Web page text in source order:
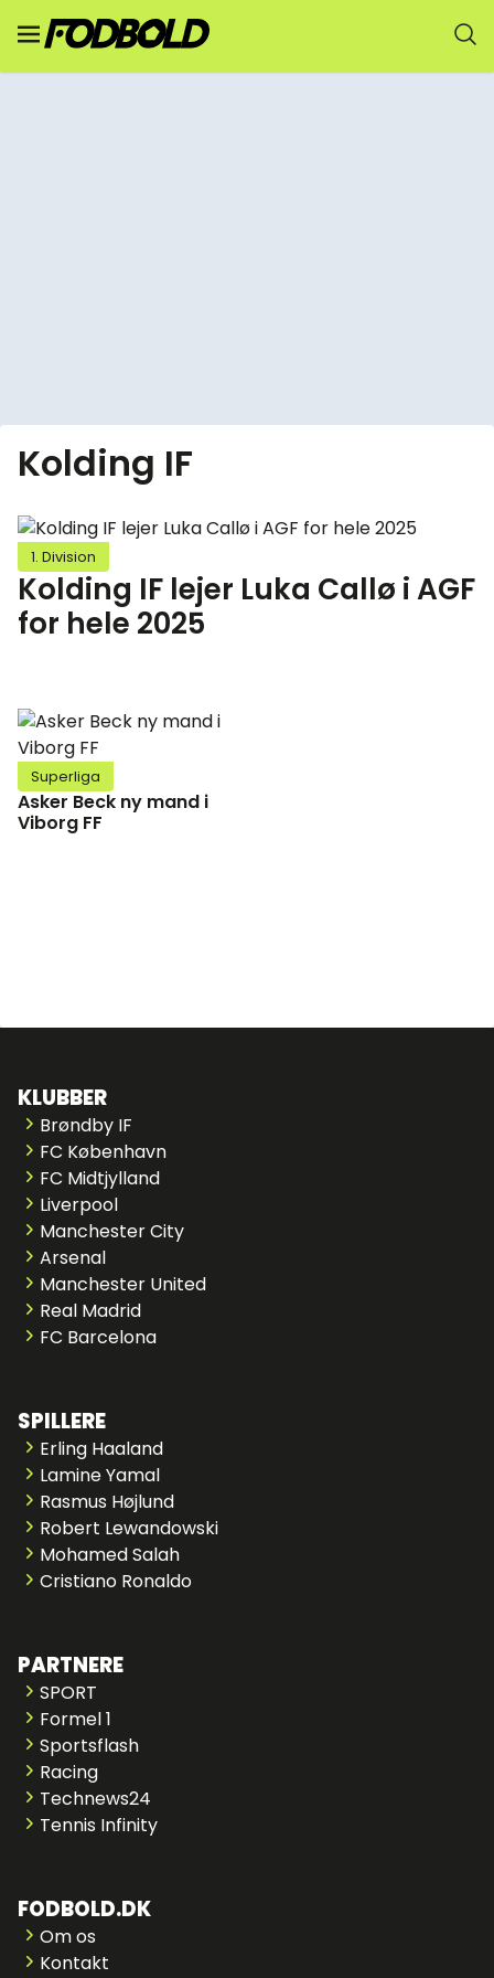
Kolding IF
1. Division
Kolding IF lejer Luka Callø i AGF
for hele 2025
Superliga
Asker Beck ny mand i
Viborg FF
KLUBBER
Brøndby IF
FC København
FC Midtjylland
Liverpool
Manchester City
Arsenal
Manchester United
Real Madrid
FC Barcelona
SPILLERE
Erling Haaland
Lamine Yamal
Rasmus Højlund
Robert Lewandowski
Mohamed Salah
Cristiano Ronaldo
PARTNERE
SPORT
Formel 1
Sportsflash
Racing
Technews24
Tennis Infinity
FODBOLD.DK
Om os
Kontakt